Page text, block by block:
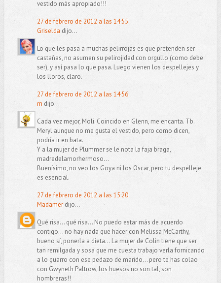
vestido más apropiado!!!
27 de febrero de 2012 a las 14:55
Griselda dijo...
Lo que les pasa a muchas pelirrojas es que pretenden ser
castañas, no asumen su pelirojidad con orgullo (como debe
ser), y así pasa lo que pasa. Luego vienen los despellejes y
los lloros, claro.
27 de febrero de 2012 a las 14:56
m dijo...
Cada vez mejor, Moli. Coincido en Glenn, me encanta. Tb.
Meryl aunque no me gusta el vestido, pero como dicen,
podría ir en bata.
Y a la mujer de Plummer se le nota la faja braga,
madredelamorhermoso...
Buenísimo, no veo los Goya ni los Oscar, pero tu despelleje
es esencial.
27 de febrero de 2012 a las 15:20
Madamerdijo...
Qué risa... qué risa... No puedo estar más de acuerdo
contigo... no hay nada que hacer con Melissa McCarthy,
bueno sí, ponerla a dieta... La mujer de Colin tiene que ser
tan remilgada y sosa que me cuesta trabajo verla fornicando
a lo guarro con ese pedazo de marido... pero te has colao
con Gwyneth Paltrow, los huesos no son tal, son
hombreras!!